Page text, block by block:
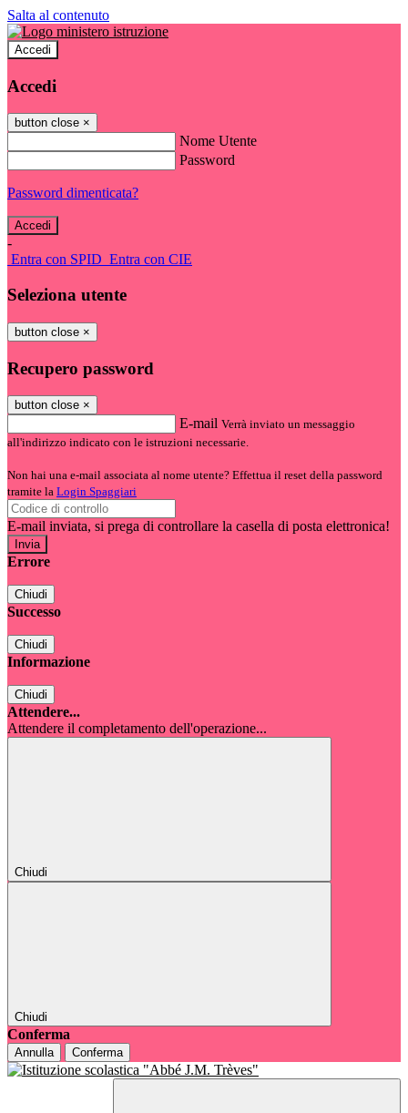
Salta al contenuto
Accedi
Accedi
button close ×
Nome Utente
Password
Password dimenticata?
-
Entra con SPID Entra con CIE
Seleziona utente
button close ×
Recupero password
button close ×
E-mail Verrà inviato un messaggio
all'indirizzo indicato con le istruzioni necessarie.
Non hai una e-mail associata al nome utente? Effettua il reset della password
tramite la Login Spaggiari
E-mail inviata, si prega di controllare la casella di posta elettronica!
Errore
Chiudi
Successo
Chiudi
Informazione
Chiudi
Attendere...
Attendere il completamento dell'operazione...
Chiudi
Chiudi
Conferma
Annulla Conferma